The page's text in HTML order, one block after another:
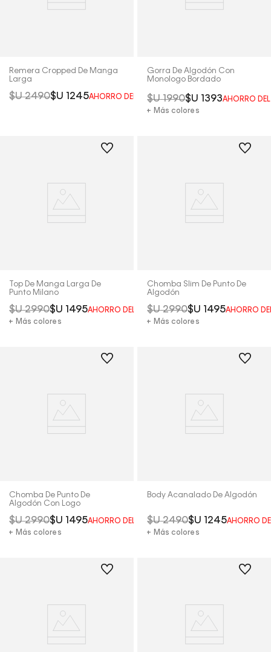
Remera Cropped De Manga
Larga
$U 2490$U 1245AHORRO DEL 50%
Gorra De Algodón Con
Monologo Bordado
$U 1990$U 1393AHORRO
+ Más colores
Top De Manga Larga De
Punto Milano
$U 2990$U 1495AHORRO DEL
50%
+ Más colores
Chomba Slim De Punto De
Algodón
$U 2990$U 1495AHORRO
+ Más colores
Chomba De Punto De
Algodón Con Logo
$U 2990$U 1495AHORRO DEL
50%
+ Más colores
Body Acanalado De Algodón
$U 2490$U 1245AHORRO
+ Más colores